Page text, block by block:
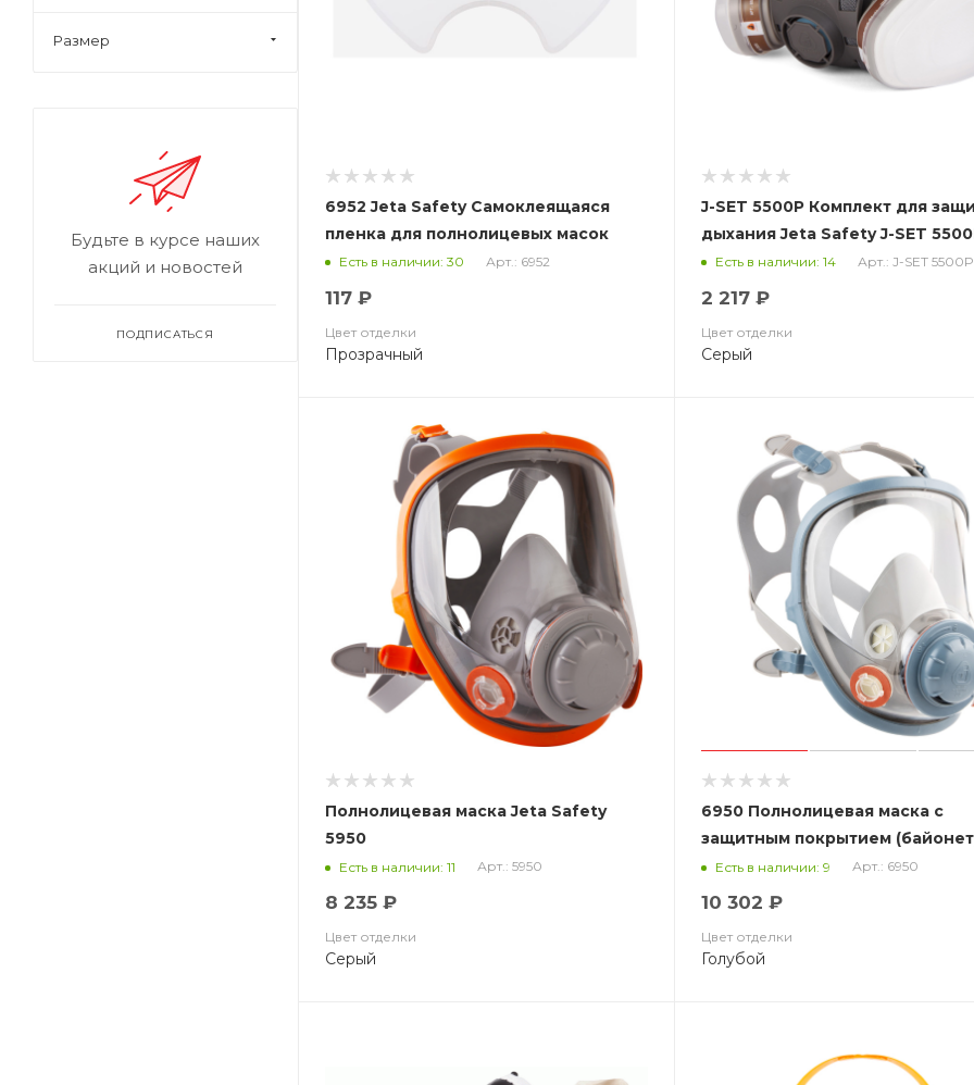
6952 Jeta Safety Самоклеящаяся
пленка для полнолицевых масок
Есть в наличии: 30 Арт.: 6952
117 ₽
Цвет отделки
Прозрачный
J-SET 5500P Комплект для
дыхания Jeta Safety J-SET
Есть в наличии: 14 Арт.: J-SET 5500P
2 217 ₽
Цвет отделки
Серый
Полнолицевая маска Jeta Safety
5950
Есть в наличии: 11 Арт.: 5950
8 235 ₽
Цвет отделки
Серый
6950 Полнолицевая маска с
защитным покрытием
Safety
Есть в наличии: 9 Арт.: 6950
10 302 ₽
Цвет отделки
Голубой
Размер
Будьте в курсе наших
акций и новостей
ПОДПИСАТЬСЯ